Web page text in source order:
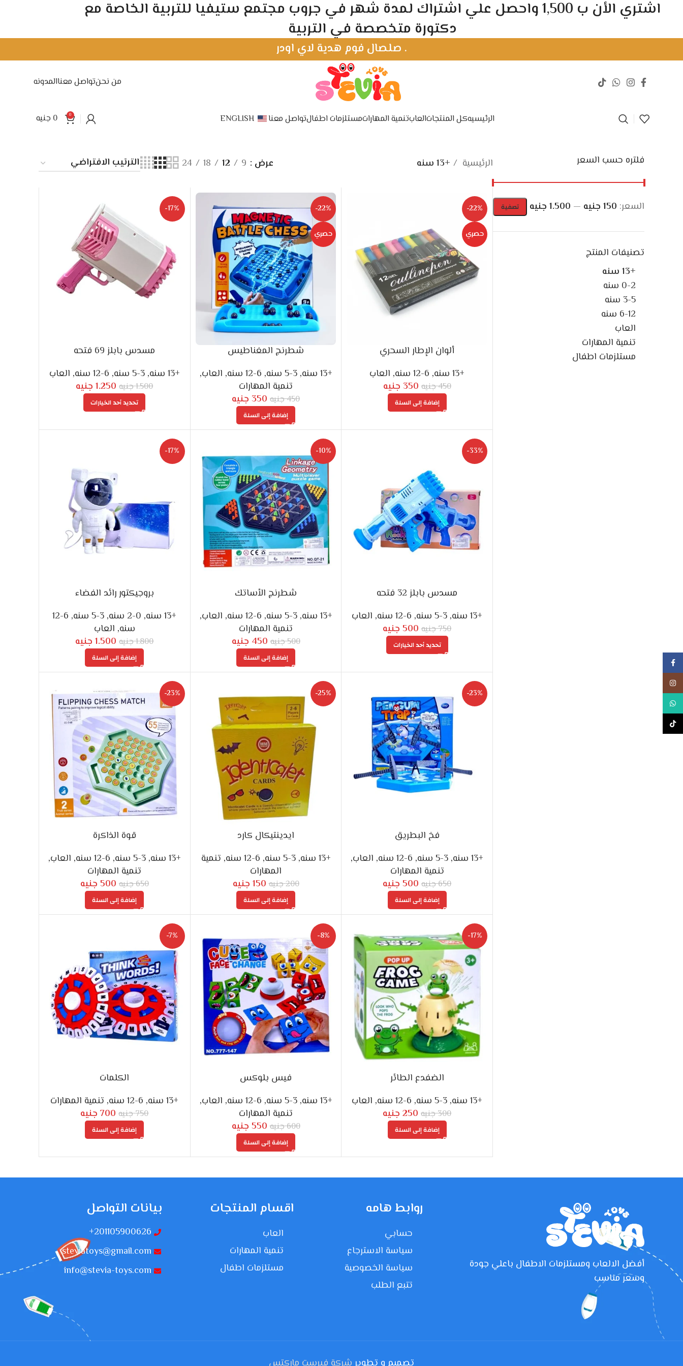
شحن مجاني للطلبات اللي فوق 1500 جنيه + الاشتراك الشهري
من نحنتواصل معناالمدونه
الرئيسيهكل المنتجاتالعابتنمية المهاراتمستلزمات اطفالتواصل معنا ENGLISH
0
0 جنيه
فلتره حسب السعر
تصفية السعر: 150 جنيه — 1.500 جنيه
تصنيفات المنتج
+13 سنه
0-2 سنه
3-5 سنه
6-12 سنه
العاب
تنمية المهارات
مستلزمات اطفال
الرئيسية +13 سنه عرض 9
12
18
24
-22%
حصري
ألوان الإطار السحري
+13 سنه
, 6-12 سنه , العاب
450جنيه 350 جنيه
إضافة إلى السلة
-22%
حصري
شطرنج المغناطيس
+13 سنه
,3-5 سنه , 6-12 سنه , العاب,
تنمية المهارات
450جنيه 350 جنيه
إضافة إلى السلة
-17%
مسدس بابلز 69 فتحه
+13 سنه
,3-5 سنه , 6-12 سنه , العاب
1.500جنيه 1.250 جنيه
تحديد أحد الخيارات
-33%
مسدس بابلز 32 فتحه
+13 سنه
, 3-5 سنه , 6-12 سنه , العاب
750جنيه 500 جنيه
تحديد أحد الخيارات
-10%
شطرنج الأساتك
+13 سنه
,3-5 سنه , 6-12 سنه , العاب,
تنمية المهارات
500جنيه 450 جنيه
إضافة إلى السلة
-17%
بروجيكتور رائد الفضاء
+13 سنه
, 0-2 سنه , 3-5 سنه ,
6-12
سنه, العاب
1.800جنيه 1.500 جنيه
إضافة إلى السلة
-23%
فخ البطريق
+13 سنه
, 3-5 سنه , 6-12 سنه , العاب,
تنمية المهارات
650جنيه 500 جنيه
إضافة إلى السلة
-25%
ايدينتيكال كارد
+13 سنه
,3-5 سنه , 6-12 سنه , تنمية
المهارات
200جنيه 150 جنيه
إضافة إلى السلة
-23%
قوة الذاكرة
+13 سنه
,3-5 سنه , 6-12 سنه , العاب,
تنمية المهارات
650جنيه 500 جنيه
إضافة إلى السلة
-17%
الضفدع الطائر
+13 سنه
, 3-5 سنه , 6-12 سنه , العاب
300جنيه 250 جنيه
إضافة إلى السلة
-8%
فيس بلوكس
+13 سنه
,3-5 سنه , 6-12 سنه , العاب,
تنمية المهارات
600جنيه 550 جنيه
إضافة إلى السلة
-7%
الكلمات
+13 سنه
, 6-12 سنه , تنمية المهارات
750جنيه 700 جنيه
إضافة إلى السلة
أفضل الالعاب ومستلزمات الاطفال باعلي جودة
وسعر مناسب
روابط هامه
حسابي
سياسة الاسترجاع
سياسة الخصوصية
تتبع الطلب
اقسام المنتجات
العاب
تنمية المهارات
مستلزمات اطفال
بيانات التواصل
201105900626+
steviatoys@gmail.com
info@stevia-toys.com
اشتري الأن ب 1,500 واحصل علي اشتراك لمدة شهر في جروب مجتمع ستيفيا للتربية الخاصة مع
دكتورة متخصصة في التربية